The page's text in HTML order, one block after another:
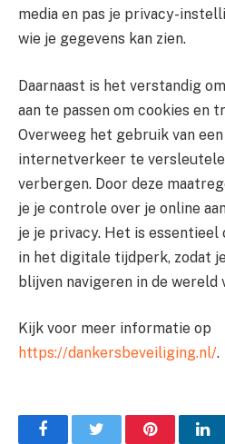
media en pas je privacy-
wie je gegevens kan zien.
Daarnaast is het verstandig
aan te passen om cookies en
Overweeg het gebruik van
internetverkeer te
verbergen. Door deze
je je controle over je online
je je privacy. Het is
in het digitale tijdperk, zodat
blijven navigeren in de wereld
Kijk voor meer informatie op
https://dankersbeveiliging.nl/.
FacebookTwitter Pinterest